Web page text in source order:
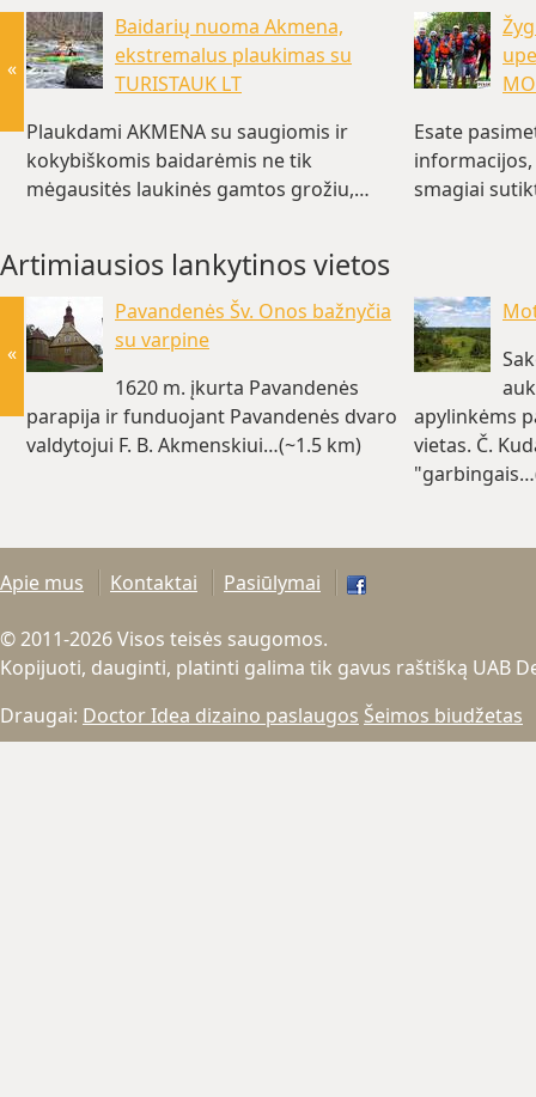
Baidarių nuoma Akmena,
ekstremalus plaukimas su
TURISTAUK LT
Plaukdami AKMENA su saugiomis ir
kokybiškomis baidarėmis ne tik
mėgausitės laukinės gamtos grožiu,…
Esate
smagiai
«
Artimiausios lankytinos vietos
Pavandenės Šv. Onos bažnyčia
su varpine
1620 m. įkurta Pavandenės
parapija ir funduojant Pavandenės dvaro
valdytojui F. B. Akmenskiui…(~1.5 km)
apylinkėms
vietas. Č.
«
Apie mus Kontaktai Pasiūlymai
© 2011-2026 Visos teisės saugomos.
Kopijuoti, dauginti, platinti galima tik gavus raštišką UAB
Draugai: Doctor Idea dizaino paslaugos Šeimos biudžetas